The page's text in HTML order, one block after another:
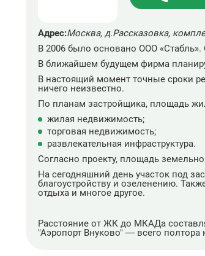
Адрес:Москва, д.Рассказовка,
В 2006 было основано ООО
В ближайшем будущем фирма
В настоящий момент точные сроки
ничего неизвестно.
По планам застройщика, площадь
жилая недвижимость;
торговая недвижимость;
развлекательная инфраструктура.
Согласно проекту, площадь
На сегодняшний день участок под
благоустройству и озеленению.
отдыха и многое другое.
Расстояние от ЖК до МКАДа
"Аэропорт Внуково" — всего полтора